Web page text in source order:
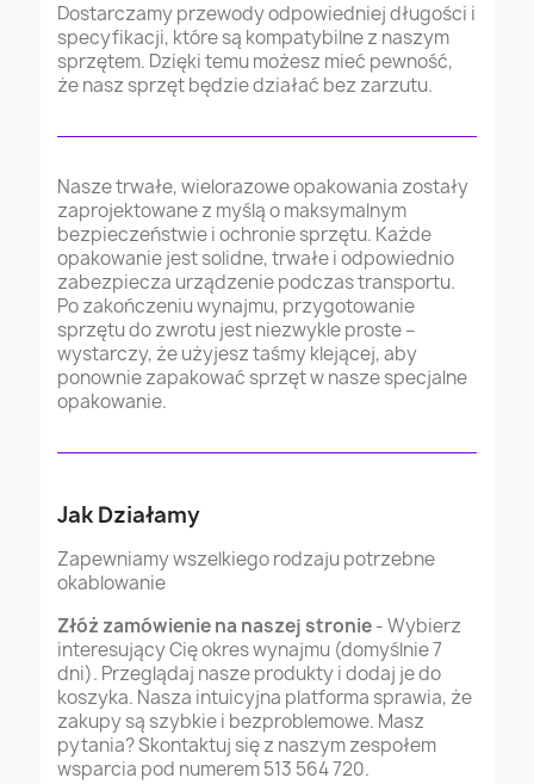
Dostarczamy przewody odpowiedniej długości i
specyfikacji, które są kompatybilne z naszym
sprzętem. Dzięki temu możesz mieć pewność,
że nasz sprzęt będzie działać bez zarzutu.
Nasze trwałe, wielorazowe opakowania zostały
zaprojektowane z myślą o maksymalnym
bezpieczeństwie i ochronie sprzętu. Każde
opakowanie jest solidne, trwałe i odpowiednio
zabezpiecza urządzenie podczas transportu.
Po zakończeniu wynajmu, przygotowanie
sprzętu do zwrotu jest niezwykle proste –
wystarczy, że użyjesz taśmy klejącej, aby
ponownie zapakować sprzęt w nasze specjalne
opakowanie.
Jak Działamy
Zapewniamy wszelkiego rodzaju potrzebne
okablowanie
Złóż zamówienie na naszej stronie- Wybierz
interesujący Cię okres wynajmu (domyślnie 7
dni). Przeglądaj nasze produkty i dodaj je do
koszyka. Nasza intuicyjna platforma sprawia, że
zakupy są szybkie i bezproblemowe. Masz
pytania? Skontaktuj się z naszym zespołem
wsparcia pod numerem 513 564 720.